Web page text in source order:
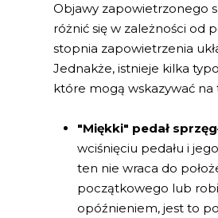
Objawy zapowietrzonego
różnić się w zależności od
stopnia zapowietrzenia
Jednakże, istnieje kilka
które mogą wskazywać
"Miękki" pedał
wciśnięciu pedału i
ten nie wraca do
początkowego lub
opóźnieniem, jest to